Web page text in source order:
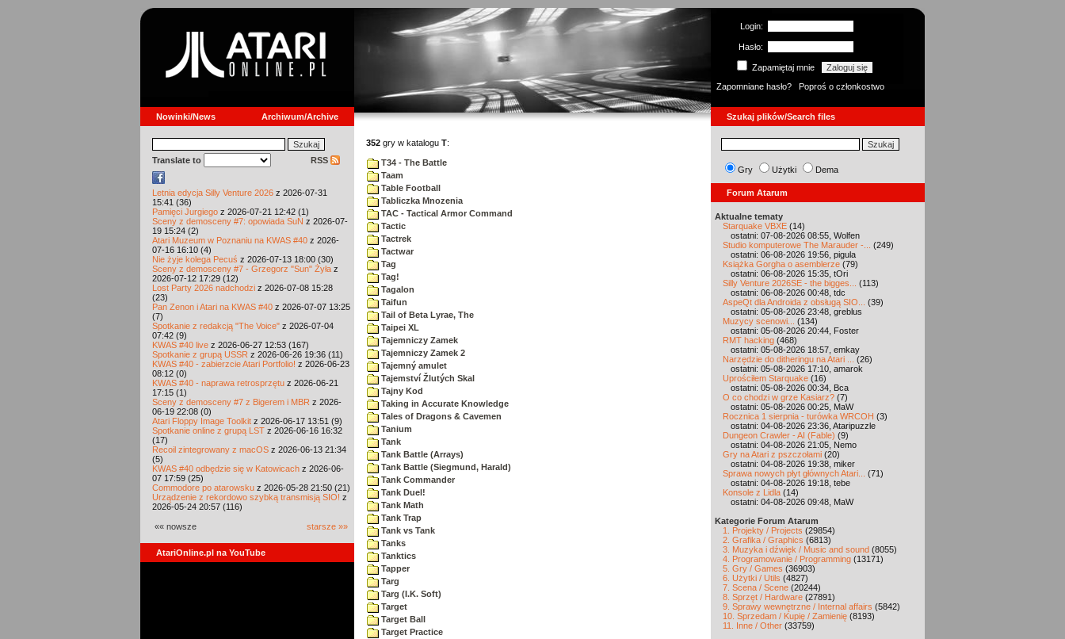
Login:
Hasło:
Zapamiętaj mnie
Zapomniane hasło?
Poproś o członkostwo
Nowinki/News Archiwum/Archive Szukaj plików/Search files
Translate to RSS
Letnia edycja Silly Venture 2026 z 2026-07-31
15:41 (36)
Pamięci Jurgiego z 2026-07-21 12:42 (1)
Sceny z demosceny #7: opowiada SuN z 2026-07-
19 15:24 (2)
Atari Muzeum w Poznaniu na KWAS #40 z 2026-
07-16 16:10 (4)
Nie żyje kolega Pecuś z 2026-07-13 18:00 (30)
Sceny z demosceny #7 - Grzegorz "Sun" Żyła z
2026-07-12 17:29 (12)
Lost Party 2026 nadchodzi z 2026-07-08 15:28
(23)
Pan Zenon i Atari na KWAS #40 z 2026-07-07 13:25
(7)
Spotkanie z redakcją "The Voice" z 2026-07-04
07:42 (9)
KWAS #40 live z 2026-06-27 12:53 (167)
Spotkanie z grupą USSR z 2026-06-26 19:36 (11)
KWAS #40 - zabierzcie Atari Portfolio! z 2026-06-23
08:12 (0)
KWAS #40 - naprawa retrosprzętu z 2026-06-21
17:15 (1)
Sceny z demosceny #7 z Bigerem i MBR z 2026-
06-19 22:08 (0)
Atari Floppy Image Toolkit z 2026-06-17 13:51 (9)
Spotkanie online z grupą LST z 2026-06-16 16:32
(17)
Recoil zintegrowany z macOS z 2026-06-13 21:34
(5)
KWAS #40 odbędzie się w Katowicach z 2026-06-
07 17:59 (25)
Commodore po atarowsku z 2026-05-28 21:50 (21)
Urządzenie z rekordowo szybką transmisją SIO! z
2026-05-24 20:57 (116)
«« nowsze starsze »»
AtariOnline.pl na YouTube
352 gry w katalogu T:
T34 - The Battle
Taam
Table Football
Tabliczka Mnozenia
TAC - Tactical Armor Command
Tactic
Tactrek
Tactwar
Tag
Tag!
Tagalon
Taifun
Tail of Beta Lyrae, The
Taipei XL
Tajemniczy Zamek
Tajemniczy Zamek 2
Tajemný amulet
Tajemství Žlutých Skal
Tajny Kod
Taking in Accurate Knowledge
Tales of Dragons & Cavemen
Tanium
Tank
Tank Battle (Arrays)
Tank Battle (Siegmund, Harald)
Tank Commander
Tank Duel!
Tank Math
Tank Trap
Tank vs Tank
Tanks
Tanktics
Tapper
Targ
Targ (I.K. Soft)
Target
Target Ball
Target Practice
Gry Użytki Dema
Forum Atarum
Aktualne tematy
Starquake VBXE (14)
ostatni: 07-08-2026 08:55, Wolfen
Studio komputerowe The Marauder -...
(249)
ostatni: 06-08-2026 19:56, pigula
Książka Gorgha o asemblerze (79)
ostatni: 06-08-2026 15:35, tOri
Silly Venture 2026SE - the bigges...
(113)
ostatni: 06-08-2026 00:48, tdc
AspeQt dla Androida z obsługą SIO...
(39)
ostatni: 05-08-2026 23:48, greblus
Muzycy scenowi...
(134)
ostatni: 05-08-2026 20:44, Foster
RMT hacking (468)
ostatni: 05-08-2026 18:57, emkay
Narzędzie do ditheringu na Atari ...
(26)
ostatni: 05-08-2026 17:10, amarok
Uprościłem Starquake (16)
ostatni: 05-08-2026 00:34, Bca
O co chodzi w grze Kasiarz? (7)
ostatni: 05-08-2026 00:25, MaW
Rocznica 1 sierpnia - turówka WRCOH (3)
ostatni: 04-08-2026 23:36, Ataripuzzle
Dungeon Crawler - AI (Fable) (9)
ostatni: 04-08-2026 21:05, Nemo
Gry na Atari z pszczołami (20)
ostatni: 04-08-2026 19:38, miker
Sprawa nowych płyt głównych Atari...
(71)
ostatni: 04-08-2026 19:18, tebe
Konsole z Lidla (14)
ostatni: 04-08-2026 09:48, MaW
Kategorie Forum Atarum
1. Projekty / Projects (29854)
2. Grafika / Graphics (6813)
3. Muzyka i dźwięk / Music and sound (8055)
4. Programowanie / Programming (13171)
5. Gry / Games (36903)
6. Użytki / Utils (4827)
7. Scena / Scene (20244)
8. Sprzęt / Hardware (27891)
9. Sprawy wewnętrzne / Internal affairs (5842)
10. Sprzedam / Kupię / Zamienię (8193)
11. Inne / Other (33759)